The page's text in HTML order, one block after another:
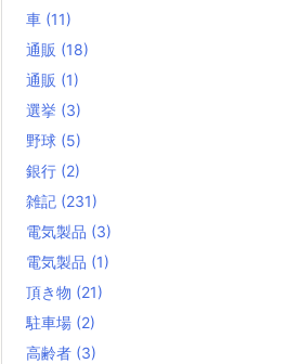
車 (11)
通販 (18)
通販 (1)
選挙 (3)
野球 (5)
銀行 (2)
雑記 (231)
電気製品 (3)
電気製品 (1)
頂き物 (21)
駐車場 (2)
高齢者 (3)